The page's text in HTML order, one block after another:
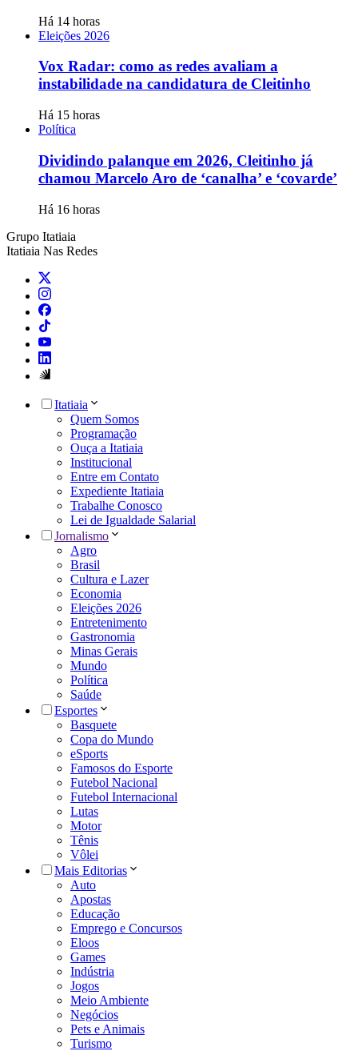
Há 14 horas
Eleições 2026
Vox Radar: como as redes avaliam a
instabilidade na candidatura de Cleitinho
Há 15 horas
Política
Dividindo palanque em 2026, Cleitinho já
chamou Marcelo Aro de ‘canalha’ e ‘covarde’
Há 16 horas
Grupo Itatiaia
Itatiaia Nas Redes
Itatiaia
Quem Somos
Programação
Ouça a Itatiaia
Institucional
Entre em Contato
Expediente Itatiaia
Trabalhe Conosco
Lei de Igualdade Salarial
Jornalismo
Agro
Brasil
Cultura e Lazer
Economia
Eleições 2026
Entretenimento
Gastronomia
Minas Gerais
Mundo
Política
Saúde
Esportes
Basquete
Copa do Mundo
eSports
Famosos do Esporte
Futebol Nacional
Futebol Internacional
Lutas
Motor
Tênis
Vôlei
Mais Editorias
Auto
Apostas
Educação
Emprego e Concursos
Eloos
Games
Indústria
Jogos
Meio Ambiente
Negócios
Pets e Animais
Turismo